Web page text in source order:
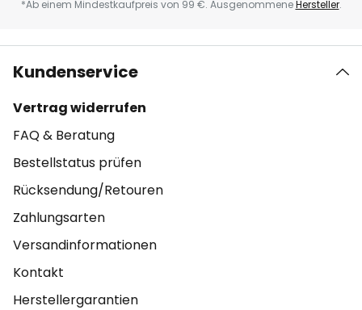
*Ab einem Mindestkaufpreis von 99 €. AusgenommeneHersteller.
Kundenservice
Vertrag widerrufen
FAQ & Beratung
Bestellstatus prüfen
Rücksendung/Retouren
Zahlungsarten
Versandinformationen
Kontakt
Herstellergarantien